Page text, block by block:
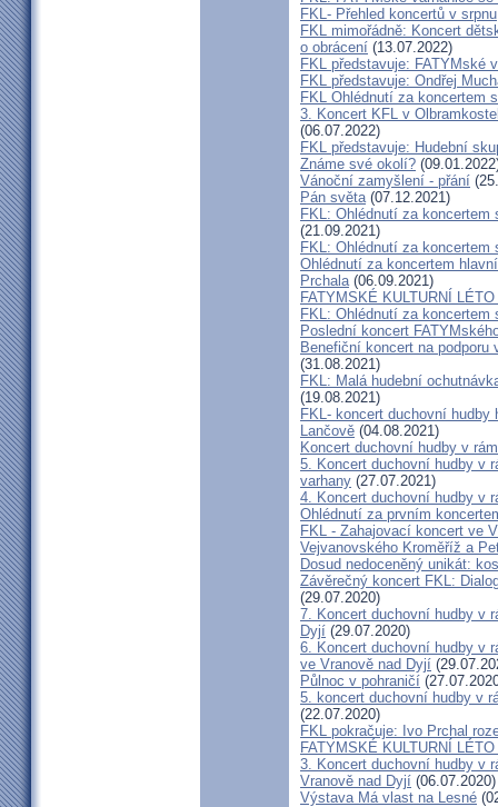
FKL- Přehled koncertů v srpnu
FKL mimořádně: Koncert
o obrácení (13.07.2022)
FKL představuje: FATYMské
FKL představuje: Ondřej
FKL Ohlédnutí za koncertem
3. Koncert KFL v
(06.07.2022)
FKL představuje: Hudební
Známe své okolí?
Vánoční zamyšlení - přání
Pán světa(07.12.2021)
FKL: Ohlédnutí za koncertem
(21.09.2021)
FKL: Ohlédnutí za
Ohlédnutí za koncertem
Prchala(06.09.2021)
FATYMSKÉ KULTURNÍ
FKL: Ohlédnutí za
Poslední koncert
Benefiční koncert na podporu
(31.08.2021)
FKL: Malá hudební
(19.08.2021)
FKL- koncert duchovní
Lančově (04.08.2021)
Koncert duchovní hudby v
5. Koncert duchovní hudby v
varhany (27.07.2021)
4. Koncert duchovní hudby v
Ohlédnutí za prvním
FKL - Zahajovací koncert ve
Vejvanovského Kroměříž a
Dosud nedoceněný unikát:
Závěrečný koncert FKL:
(29.07.2020)
7. Koncert duchovní hudby v
Dyjí (29.07.2020)
6. Koncert duchovní hudby v
ve Vranově nad Dyjí
Půlnoc v pohraničí
5. koncert duchovní hudby v
(22.07.2020)
FKL pokračuje: Ivo Prchal
FATYMSKÉ KULTURNÍ
3. Koncert duchovní hudby v
Vranově nad Dyjí (06.07.2020)
Výstava Má vlast na Lesné